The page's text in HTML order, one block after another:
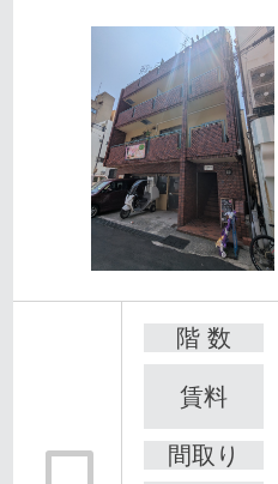
階 数
賃料
間取り